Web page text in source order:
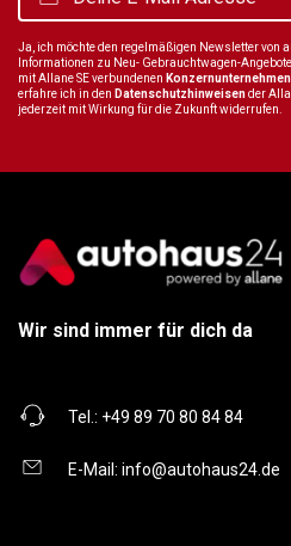
Ja, ich möchte den regelmäßigen Newsletter von
Informationen zu Neu- Gebrauchtwagen-
mit Allane SE verbundenen Konzernunternehmen
erfahre ich in den Datenschutzhinweisender
jederzeit mit Wirkung für die Zukunft widerrufen.
Wir sind immer für dich da
Tel.: +49 89 70 80 84 84
E-Mail: info@autohaus24.de